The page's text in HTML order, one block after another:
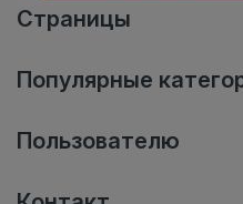
Страницы
Популярные
Пользователю